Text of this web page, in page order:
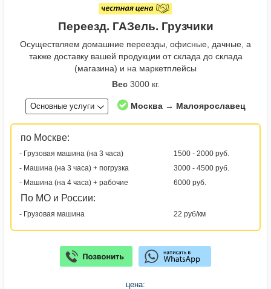
Переезд. ГАЗель. Грузчики
Осуществляем домашние переезды, офисные, дачные, а
также доставку вашей продукции от склада до склада
(магазина) и на маркетплейсы
Вес3000 кг.
Основные услуги Москва → Малоярославец
по Москве:
- Грузовая машина (на 3 часа)
1500 - 2000 руб.
- Машина (на 3 часа) + погрузка
3000 - 4500 руб.
- Машина (на 4 часа) + рабочие
6000 руб.
По МО и России:
- Грузовая машина 22 руб/км
цена: